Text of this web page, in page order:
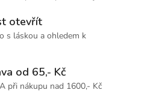
otevřít
s láskou a ohledem k
od 65,- Kč
při nákupu nad 1600,- Kč